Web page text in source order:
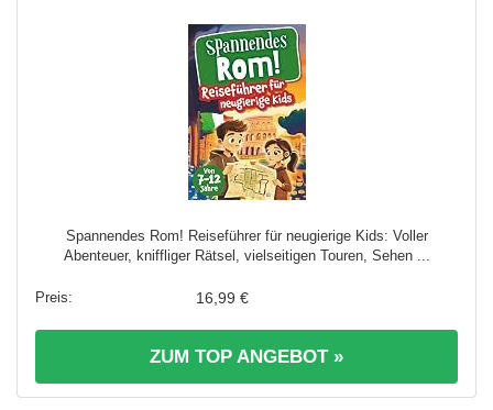
Spannendes Rom! Reiseführer für neugierige Kids: Voller
Abenteuer, kniffliger Rätsel, vielseitigen Touren, Sehen ...
16,99 €
ZUM TOP ANGEBOT »